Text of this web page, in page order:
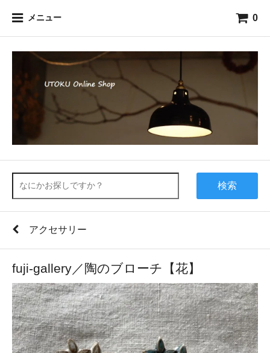
メニュー 0
検索
アクセサリー
fuji-gallery／陶のブローチ【花】